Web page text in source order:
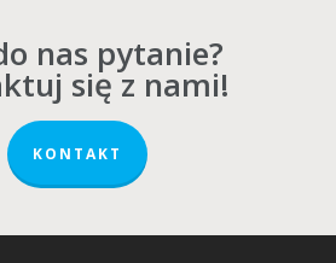
nas pytanie?
się z nami!
KONTAKT